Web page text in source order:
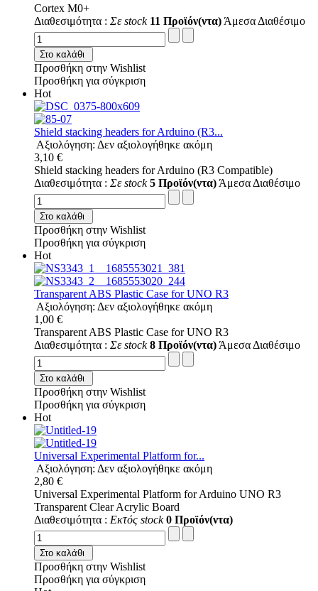
Cortex M0+
Διαθεσιμότητα : Σε stock 11 Προϊόν(ντα) Άμεσα Διαθέσιμο
Στο καλάθι
Προσθήκη στην Wishlist
Προσθήκη για σύγκριση
Hot
Shield stacking headers for Arduino (R3...
Αξιολόγηση: Δεν αξιολογήθηκε ακόμη
3,10 €
Shield stacking headers for Arduino (R3 Compatible)
Διαθεσιμότητα : Σε stock 5 Προϊόν(ντα) Άμεσα Διαθέσιμο
Στο καλάθι
Προσθήκη στην Wishlist
Προσθήκη για σύγκριση
Hot
Transparent ABS Plastic Case for UNO R3
Αξιολόγηση: Δεν αξιολογήθηκε ακόμη
1,00 €
Transparent ABS Plastic Case for UNO R3
Διαθεσιμότητα : Σε stock 8 Προϊόν(ντα) Άμεσα Διαθέσιμο
Στο καλάθι
Προσθήκη στην Wishlist
Προσθήκη για σύγκριση
Hot
Universal Experimental Platform for...
Αξιολόγηση: Δεν αξιολογήθηκε ακόμη
2,80 €
Universal Experimental Platform for Arduino UNO R3
Transparent Clear Acrylic Board
Διαθεσιμότητα : Εκτός stock 0 Προϊόν(ντα)
Στο καλάθι
Προσθήκη στην Wishlist
Προσθήκη για σύγκριση